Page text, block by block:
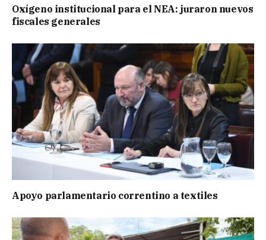
Oxígeno institucional para el NEA: juraron nuevos
fiscales generales
Apoyo parlamentario correntino a textiles